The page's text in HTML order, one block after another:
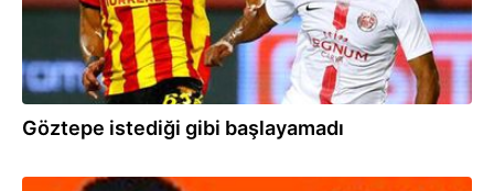
Göztepe istediği gibi başlayamadı